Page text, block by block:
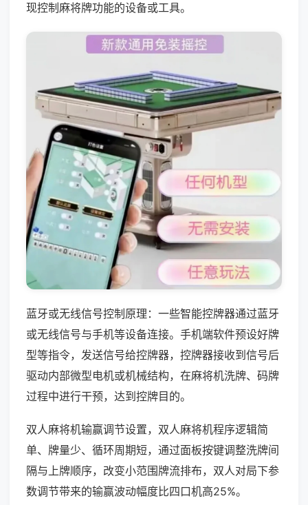
现控制麻将牌功能的设备或工具。
蓝牙或无线信号控制原理：一些智能控牌器通过蓝牙
或无线信号与手机等设备连接。手机端软件预设好牌
型等指令，发送信号给控牌器，控牌器接收到信号后
驱动内部微型电机或机械结构，在麻将机洗牌、码牌
过程中进行干预，达到控牌目的。
双人麻将机输赢调节设置，双人麻将机程序逻辑简
单、牌量少、循环周期短，通过面板按键调整洗牌间
隔与上牌顺序，改变小范围牌流排布，双人对局下参
数调节带来的输赢波动幅度比四口机高25%。